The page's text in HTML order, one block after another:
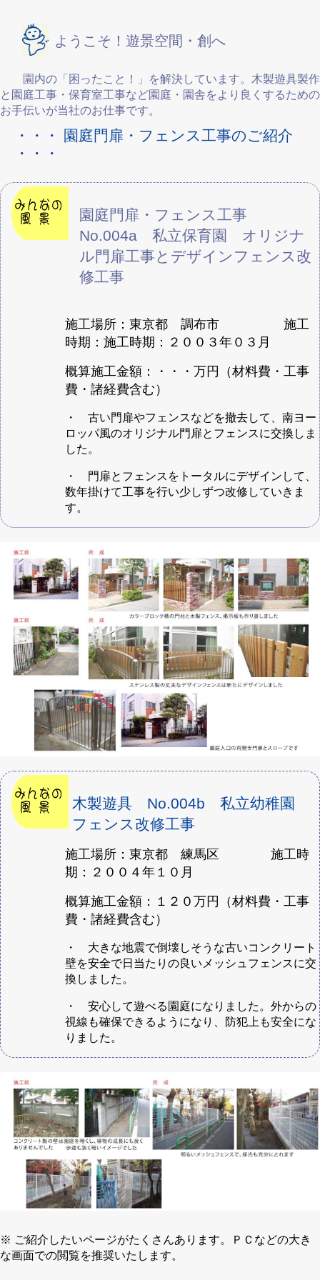
ようこそ！遊景空間・創へ
園内の「困ったこと！」を解決しています。木製遊具製作
と園庭工事・保育室工事など園庭・園舎をより良くするための
お手伝いが当社のお仕事です。
・・・ 園庭門扉・フェンス工事のご紹介
・・・
園庭門扉・フェンス工事
No.004a 私立保育園 オリジナ
ル門扉工事とデザインフェンス改
修工事
施工場所：東京都 調布市 施工
時期：施工時期：２００３年０３月
概算施工金額：・・・万円（材料費・工事
費・諸経費含む）
・ 古い門扉やフェンスなどを撤去して、南ヨー
ロッパ風のオリジナル門扉とフェンスに交換しま
した。
・ 門扉とフェンスをトータルにデザインして、
数年掛けて工事を行い少しずつ改修していきま
す。
木製遊具 No.004b 私立幼稚園
フェンス改修工事
施工場所：東京都 練馬区 施工時
期：２００４年１０月
概算施工金額：１２０万円（材料費・工事
費・諸経費含む）
・ 大きな地震で倒壊しそうな古いコンクリート
壁を安全で日当たりの良いメッシュフェンスに交
換しました。
・ 安心して遊べる園庭になりました。外からの
視線も確保できるようになり、防犯上も安全にな
りました。
※ ご紹介したいページがたくさんあります。ＰＣなどの大き
な画面での閲覧を推奨いたします。